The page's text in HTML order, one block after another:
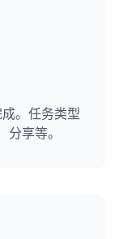
。任务类型
享等。